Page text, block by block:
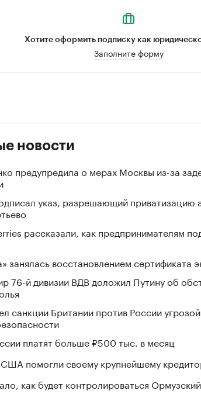
Хотите оформить подписку как
Заполните форму
новости
предупредила о мерах Москвы из-за
указ, разрешающий приватизацию
рассказали, как предпринимателям
занялась восстановлением сертификата
76-й дивизии ВДВ доложил Путину об
санкции Британии против России
платят больше ₽500 тыс. в месяц
помогли своему крупнейшему
как будет контролироваться